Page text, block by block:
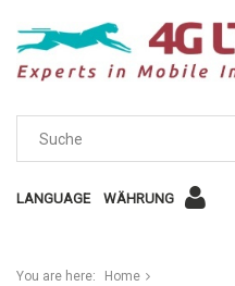
LANGUAGE WÄHRUNG
You are here: Home